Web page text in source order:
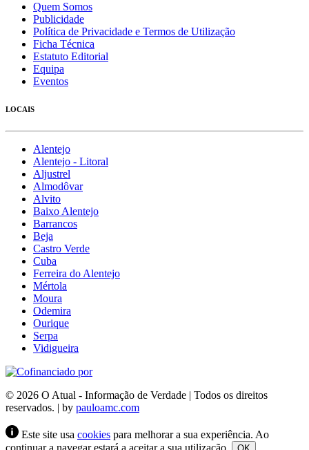
Quem Somos
Publicidade
Política de Privacidade e Termos de Utilização
Ficha Técnica
Estatuto Editorial
Equipa
Eventos
LOCAIS
Alentejo
Alentejo - Litoral
Aljustrel
Almodôvar
Alvito
Baixo Alentejo
Barrancos
Beja
Castro Verde
Cuba
Ferreira do Alentejo
Mértola
Moura
Odemira
Ourique
Serpa
Vidigueira
© 2026 O Atual - Informação de Verdade | Todos os direitos
reservados. | by pauloamc.com
Este site usa cookies para melhorar a sua experiência. Ao